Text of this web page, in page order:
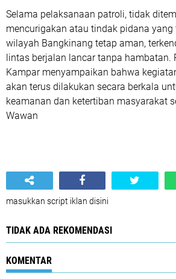
Selama pelaksanaan patroli, tidak
mencurigakan atau tindak pidana yang
wilayah Bangkinang tetap aman,
lintas berjalan lancar tanpa hambatan.
Kampar menyampaikan bahwa
akan terus dilakukan secara berkala
keamanan dan ketertiban masyarakat
Wawan
masukkan script iklan disini
TIDAK ADA REKOMENDASI
KOMENTAR